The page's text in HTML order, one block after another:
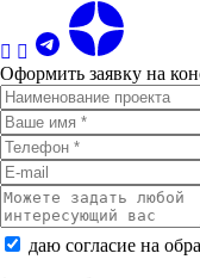
Оформить заявку на
даю согласие на